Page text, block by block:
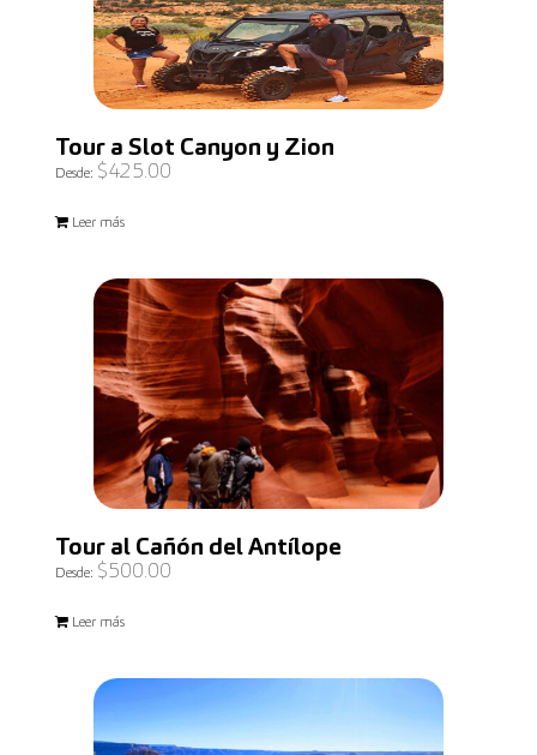
Tour a Slot Canyon y Zion
Desde: $425.00
Leer más
Tour al Cañón del Antílope
Desde: $500.00
Leer más